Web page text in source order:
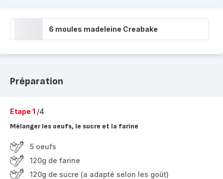
6 moules madeleine Creabake
Préparation
Etape 1 /4
Mélanger les oeufs, le sucre et la farine
5 oeufs
120g de farine
120g de sucre (a adapté selon les goût)